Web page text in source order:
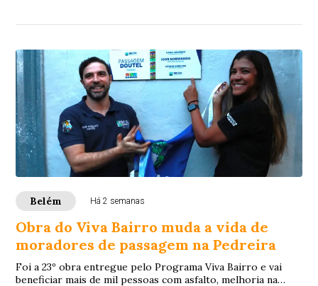
Belém Há 2 semanas
Obra do Viva Bairro muda a vida de
moradores de passagem na Pedreira
Foi a 23º obra entregue pelo Programa Viva Bairro e vai
beneficiar mais de mil pessoas com asfalto, melhoria na